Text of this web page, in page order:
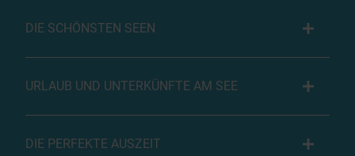
DIE SCHÖNSTEN SEEN
URLAUB UND UNTERKÜNFTE AM SEE
DIE PERFEKTE AUSZEIT